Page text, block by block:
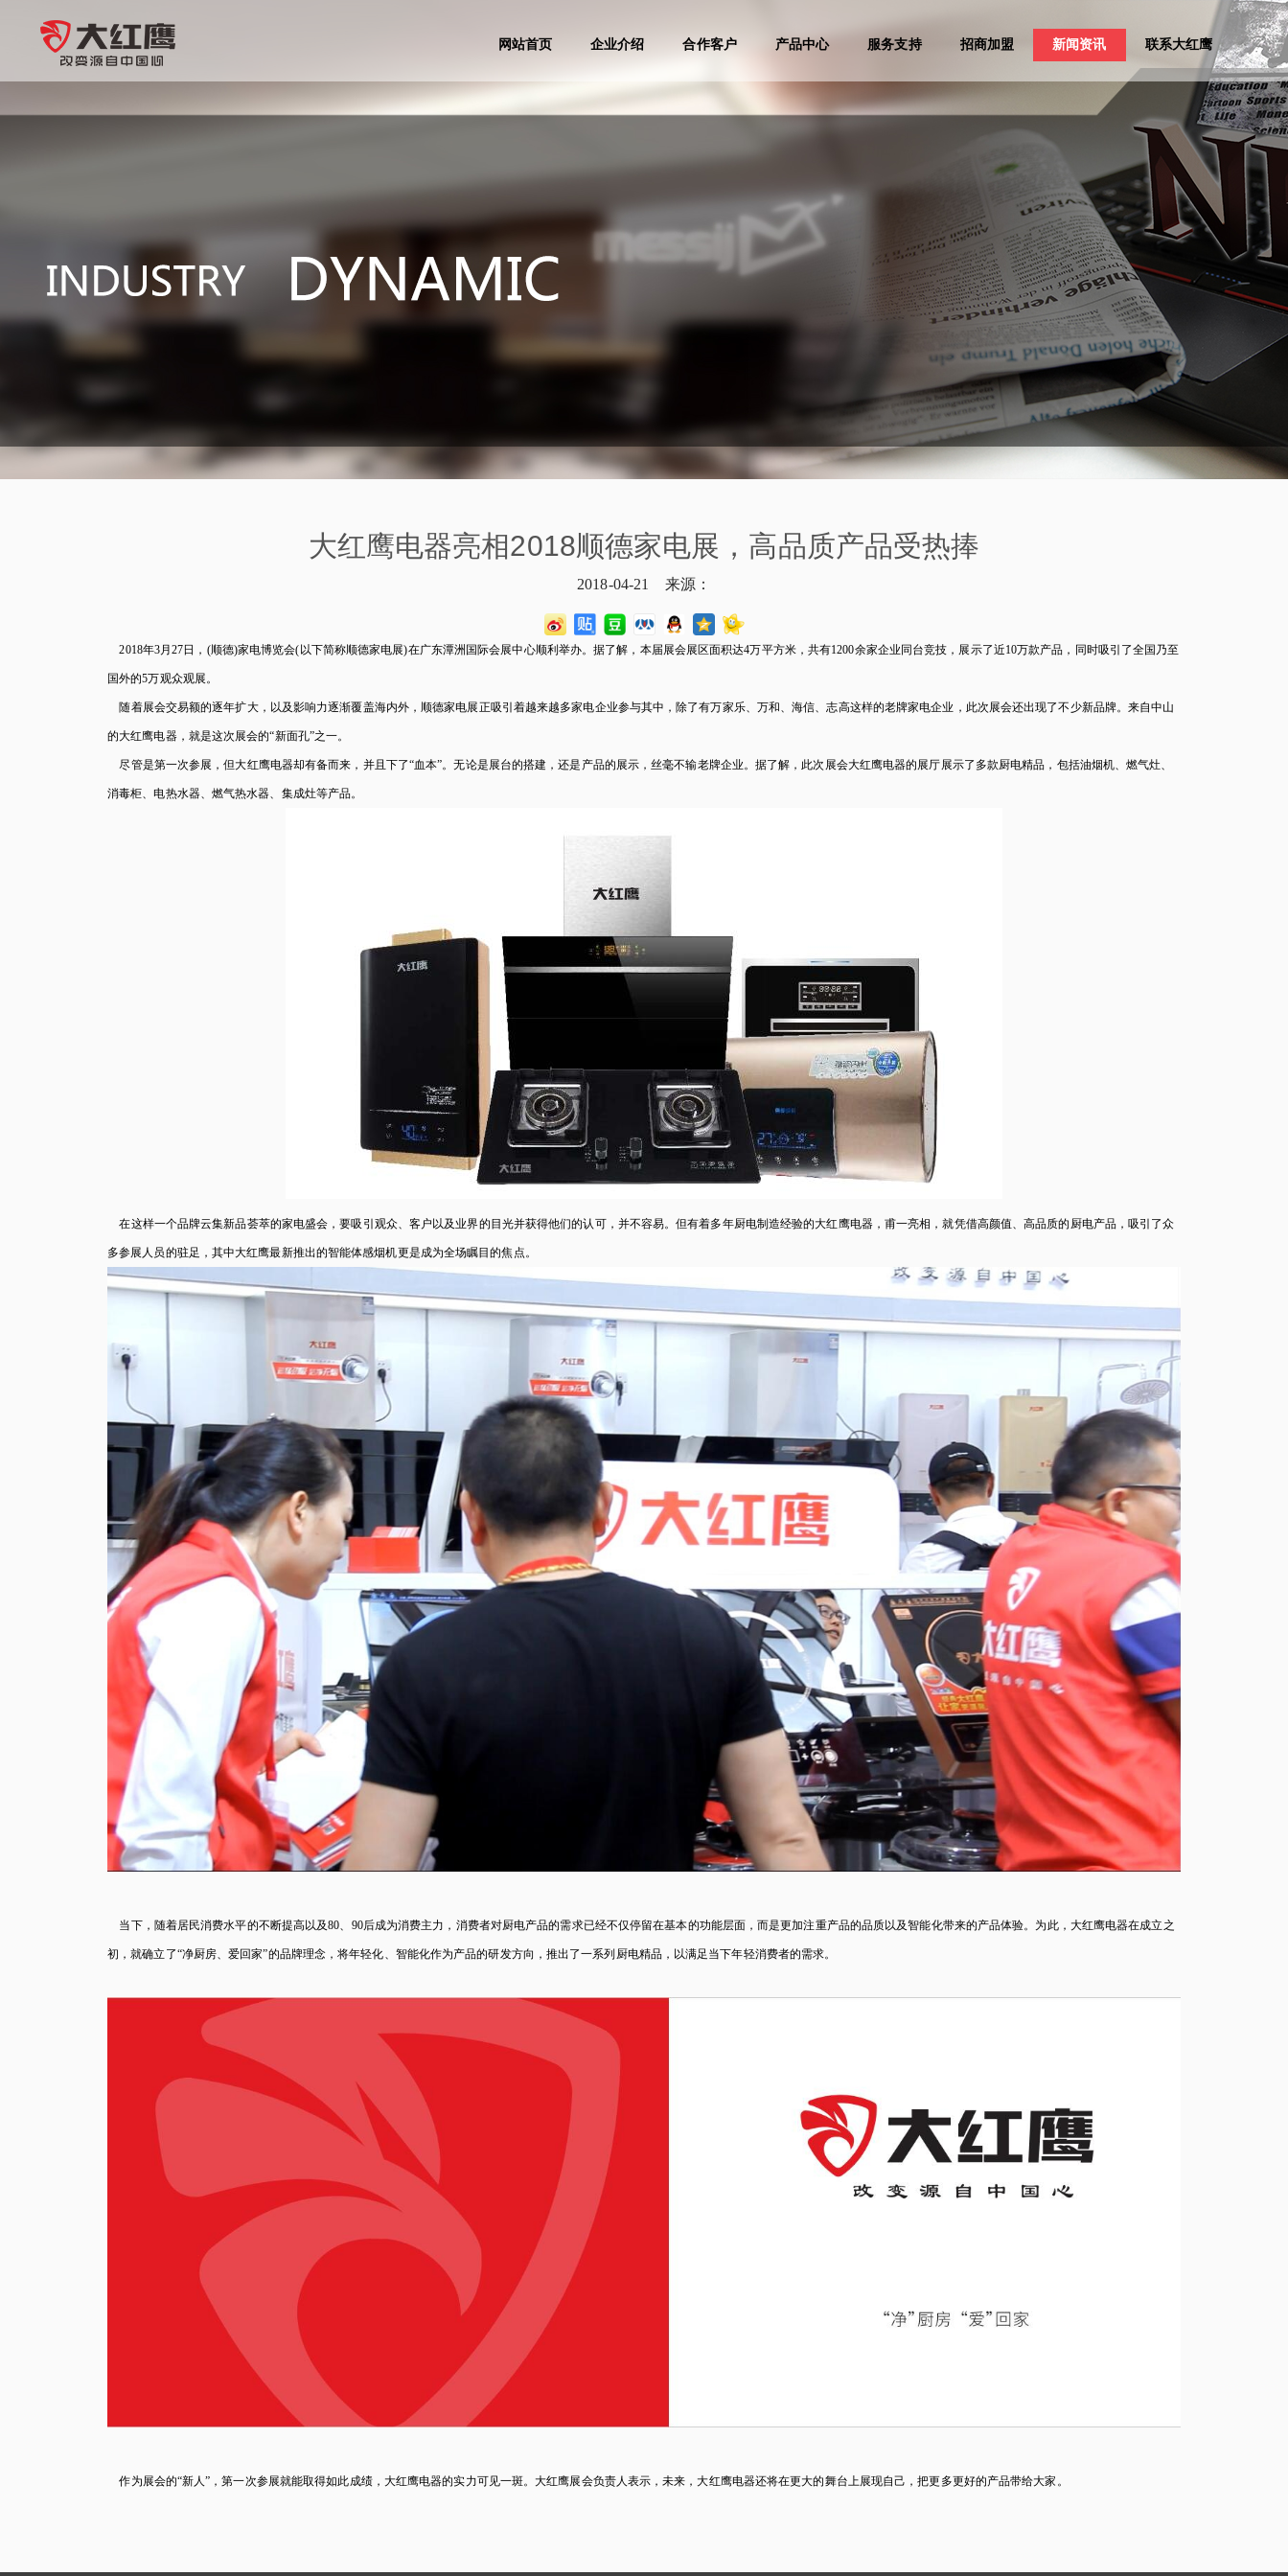
网站首页 企业介绍 合作客户 产品中心 服务支持 招商加盟 新闻资讯 联系大红鹰
大红鹰电器亮相2018顺德家电展，高品质产品受热捧
2018-04-21 来源：
2018年3月27日，(顺德)家电博览会(以下简称顺德家电展)在广东潭洲国际会展中心顺利举办。据了解，本届展会展区面积达4万平方米，共有1200余家企业同台竞技，展示了近10万款产品，同时吸引了全国乃至
国外的5万观众观展。
随着展会交易额的逐年扩大，以及影响力逐渐覆盖海内外，顺德家电展正吸引着越来越多家电企业参与其中，除了有万家乐、万和、海信、志高这样的老牌家电企业，此次展会还出现了不少新品牌。来自中山
的大红鹰电器，就是这次展会的“新面孔”之一。
尽管是第一次参展，但大红鹰电器却有备而来，并且下了“血本”。无论是展台的搭建，还是产品的展示，丝毫不输老牌企业。据了解，此次展会大红鹰电器的展厅展示了多款厨电精品，包括油烟机、燃气灶、
消毒柜、电热水器、燃气热水器、集成灶等产品。
在这样一个品牌云集新品荟萃的家电盛会，要吸引观众、客户以及业界的目光并获得他们的认可，并不容易。但有着多年厨电制造经验的大红鹰电器，甫一亮相，就凭借高颜值、高品质的厨电产品，吸引了众
多参展人员的驻足，其中大红鹰最新推出的智能体感烟机更是成为全场瞩目的焦点。
当下，随着居民消费水平的不断提高以及80、90后成为消费主力，消费者对厨电产品的需求已经不仅停留在基本的功能层面，而是更加注重产品的品质以及智能化带来的产品体验。为此，大红鹰电器在成立之
初，就确立了“净厨房、爱回家”的品牌理念，将年轻化、智能化作为产品的研发方向，推出了一系列厨电精品，以满足当下年轻消费者的需求。
作为展会的“新人”，第一次参展就能取得如此成绩，大红鹰电器的实力可见一斑。大红鹰展会负责人表示，未来，大红鹰电器还将在更大的舞台上展现自己，把更多更好的产品带给大家。